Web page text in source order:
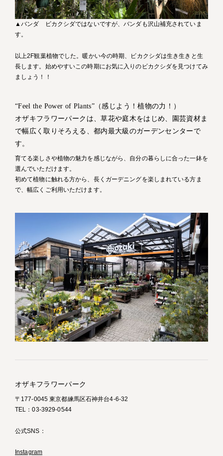
▲バンダ ビカクシダではないですが、バンダも沢山補充されていま
す。
以上2F観葉植物でした。暖かい今の時期、ビカクシダは生き生きと生
長します。始めやすいこの時期にお気に入りのビカクシダを見つけてみ
ましょう！！
“Feel the Power of Plants”（感じよう！植物の力！）
オザキフラワーパークは、草花や庭木をはじめ、園芸資材ま
で幅広く取りそろえる、都内最大級のガーデンセンターで
す。
育てる楽しさや植物の魅力を感じながら、自分の暮らしに合った一鉢を
選んでいただけます。
初めて植物に触れる方から、長くガーデニングを楽しまれている方ま
で、幅広くご利用いただけます。
オザキフラワーパーク
〒177-0045 東京都練馬区石神井台4-6-32
TEL：03-3929-0544
公式SNS：
Instagram